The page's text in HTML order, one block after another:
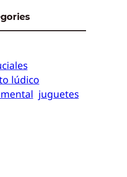
lúdico
juguetes